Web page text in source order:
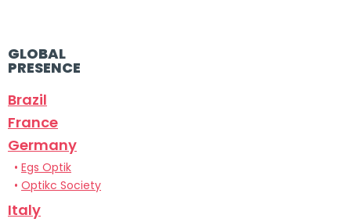
GLOBAL
PRESENCE
Brazil
France
Germany
• Egs Optik
• Optikc Society
Italy